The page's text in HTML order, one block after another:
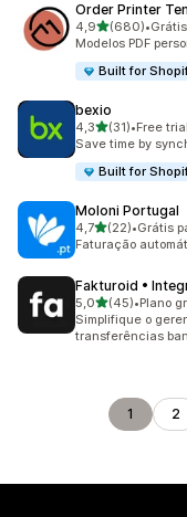
Order Printer
4,9de 5 estrelas
(680)
680 avaliações
•
Modelos PDF
Built for
bexio
4,3de 5 estrelas
(31)
31 avaliações ao
•Free
Save time by
Built for
Moloni Portugal
4,7de 5 estrelas
(22)
22 avaliações ao
•Grátis
Faturação
Fakturoid •
5,0de 5 estrelas
(45)
45 avaliações ao
•Plano
Simplifique o
transferências
1 2